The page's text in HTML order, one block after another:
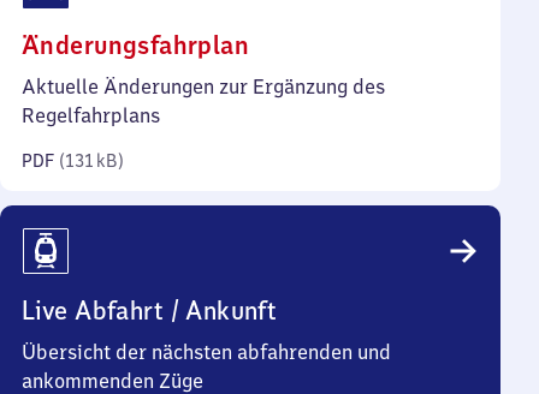
Änderungsfahrplan
131
Aktuelle Änderungen zur Ergänzung des
Regelfahrplans
PDF (131 kB)
Live Abfahrt / Ankunft
Übersicht der nächsten abfahrenden und
ankommenden Züge